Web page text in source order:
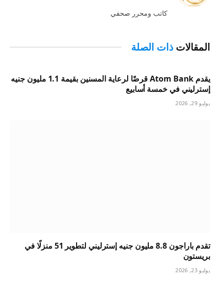
كاتب ومحرر صحفي
المقالات ذات الصلة
يقدم Atom Bank قرضًا لرعاية المسنين بقيمة 1.1 مليون جنيه
إسترليني في خمسة أسابيع
يوليو 29, 2026
تقدم باراجون 8.8 مليون جنيه إسترليني لتطوير 51 منزلًا في
بريستون
يوليو 23, 2026